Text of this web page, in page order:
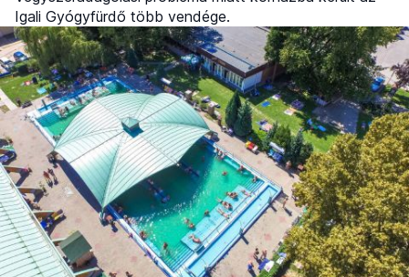
Igali Gyógyfürdő több vendége.